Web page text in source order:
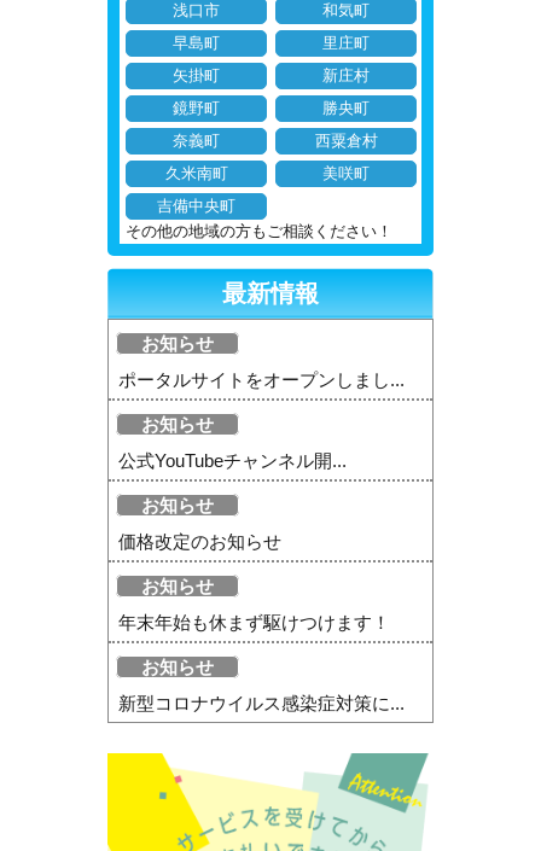
浅口市
和気町
早島町
里庄町
矢掛町
新庄村
鏡野町
勝央町
奈義町
西粟倉村
久米南町
美咲町
吉備中央町
その他の地域の方もご相談ください！
最新情報
お知らせ
ポータルサイトをオープンしまし...
お知らせ
公式YouTubeチャンネル開...
お知らせ
価格改定のお知らせ
お知らせ
年末年始も休まず駆けつけます！
お知らせ
新型コロナウイルス感染症対策に...